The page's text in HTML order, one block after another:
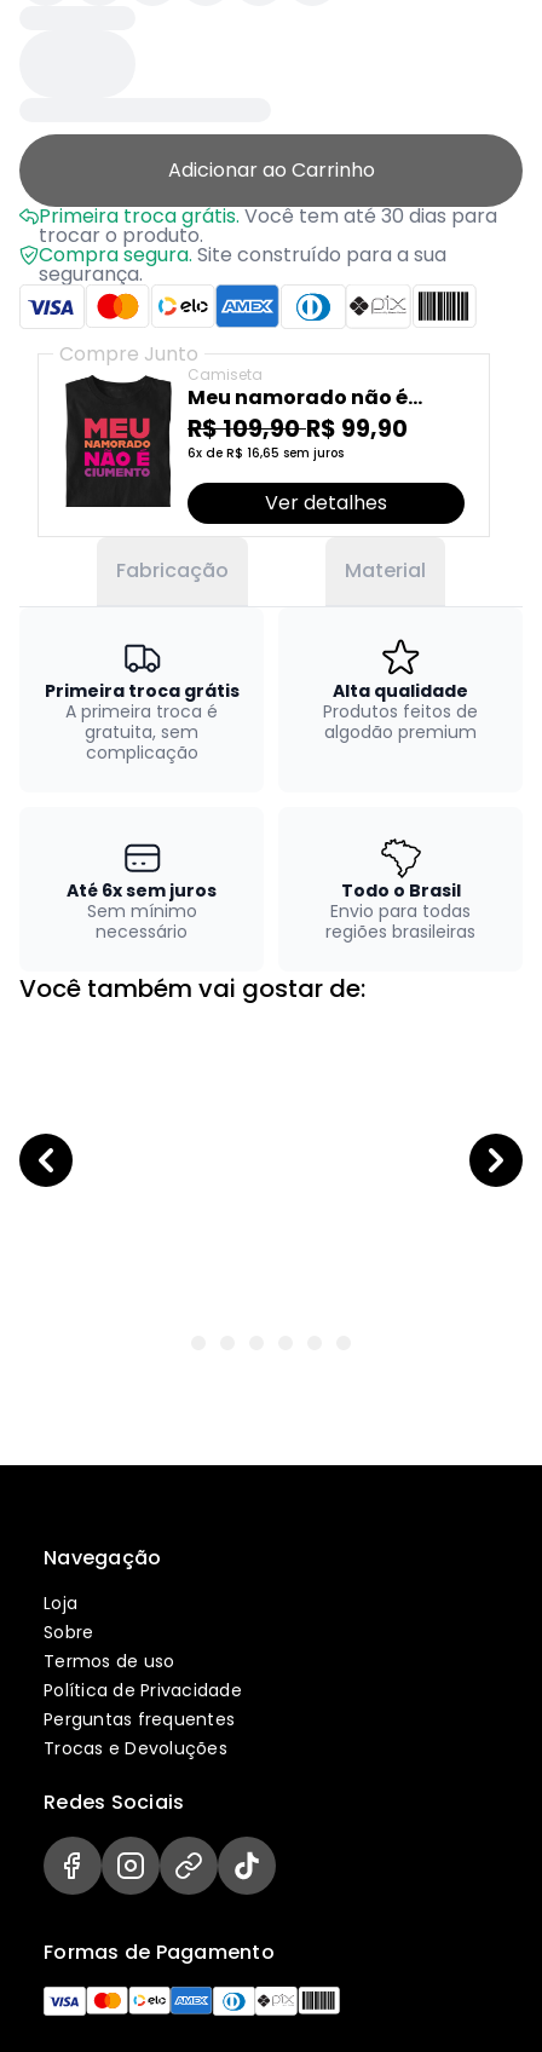
Adicionar ao Carrinho
Primeira troca grátis.Você tem até 30 dias para
trocar o produto.
Compra segura. Site construído para a sua
segurança.
Compre Junto
Camiseta
Meu namorado não é
ciumento
R$ 109,90R$ 99,90
6x de R$ 16,65 sem juros
Ver detalhes
Fabricação Material
Primeira troca grátis
A primeira troca é
gratuita, sem
complicação
Alta qualidade
Produtos feitos de
algodão premium
Até 6x sem juros
Sem mínimo
necessário
Todo o Brasil
Envio para todas
regiões brasileiras
Você também vai gostar de:
Navegação
Loja
Sobre
Termos de uso
Política de Privacidade
Perguntas frequentes
Trocas e Devoluções
Formas de Pagamento
Redes Sociais